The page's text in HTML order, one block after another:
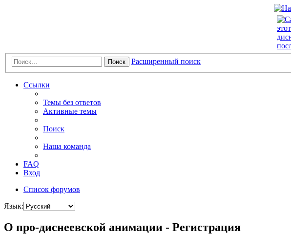
Поиск Расширенный поиск
Ссылки
Темы без ответов
Активные темы
Поиск
Наша команда
FAQ
Вход
Список форумов
Язык:
О про-диснеевской анимации - Регистрация